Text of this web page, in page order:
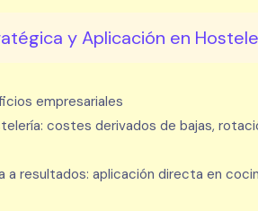
y Aplicación en
empresariales
costes derivados de bajas,
resultados: aplicación directa en